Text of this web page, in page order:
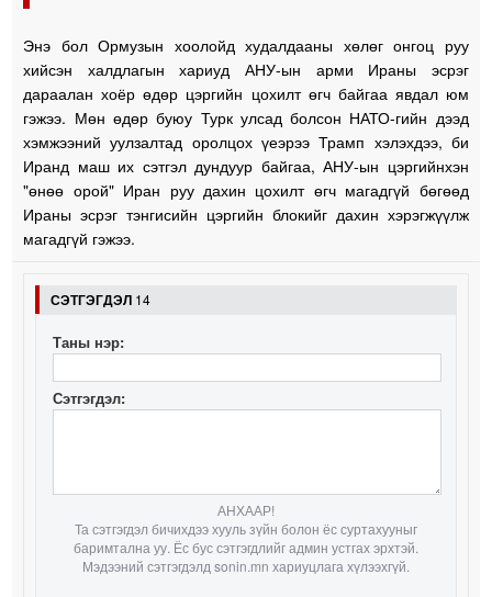
Энэ бол Ормузын хоолойд худалдааны хөлөг онгоц руу
хийсэн халдлагын хариуд АНУ-ын арми Ираны эсрэг
дараалан хоёр өдөр цэргийн цохилт өгч байгаа явдал юм
гэжээ. Мөн өдөр буюу Турк улсад болсон НАТО-гийн дээд
хэмжээний уулзалтад оролцох үеэрээ Трамп хэлэхдээ, би
Иранд маш их сэтгэл дундуур байгаа, АНУ-ын цэргийнхэн
"өнөө орой" Иран руу дахин цохилт өгч магадгүй бөгөөд
Ираны эсрэг тэнгисийн цэргийн блокийг дахин хэрэгжүүлж
магадгүй гэжээ.
СЭТГЭГДЭЛ 14
Таны нэр:
Сэтгэгдэл:
АНХААР!
Та сэтгэгдэл бичихдээ хууль зүйн болон ёс суртахууныг
баримтална уу. Ёс бус сэтгэгдлийг админ устгах эрхтэй.
Мэдээний сэтгэгдэлд sonin.mn хариуцлага хүлээхгүй.